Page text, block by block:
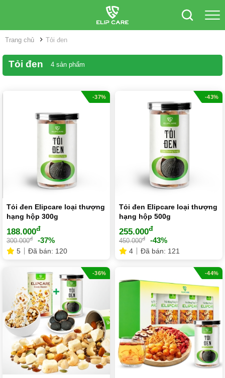
Trang chủ Tỏi đen
Tỏi đen 4 sản phẩm
-37%
Tỏi đen Elipcare loại thượng
hạng hộp 300g
188.000đ
300.000đ -37%
5 Đã bán: 120
-43%
Tỏi đen Elipcare loại thượng
hạng hộp 500g
255.000đ
450.000đ -43%
4 Đã bán: 121
-36% -44%